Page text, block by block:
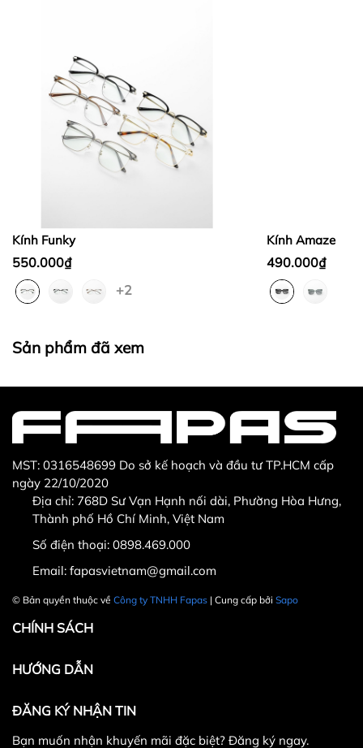
Bước 1:
Sản phẩm không đúng với đơn hàng đã đặt
Sản phẩm bị hư hỏng khi nhìn bằng mắt thường
Hotline CSKH: 090 376 9205
Fanpage:FACEBOOK.COM/FAPAS.VN
Kính Funky
550.000₫
+2
Kính Amaze
490.000₫
Sản phẩm đã xem
MST: 0316548699 Do sở kế hoạch và đầu tư TP.HCM cấp
ngày 22/10/2020
Địa chỉ: 768D Sư Vạn Hạnh nối dài, Phường Hòa Hưng,
Thành phố Hồ Chí Minh, Việt Nam
Số điện thoại: 0898.469.000
Email: fapasvietnam@gmail.com
© Bản quyền thuộc về Công ty TNHH Fapas | Cung cấp bởi Sapo
CHÍNH SÁCH
HƯỚNG DẪN
ĐĂNG KÝ NHẬN TIN
Bạn muốn nhận khuyến mãi đặc biệt? Đăng ký ngay.